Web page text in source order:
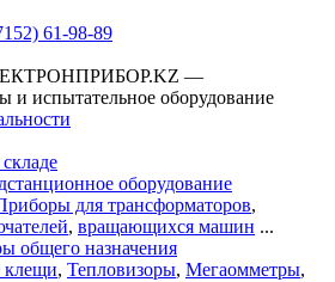
61-98-89
—
и испытательное оборудование
оборудование
для трансформаторов,
, вращающихся машин ...
общего назначения
клещи, Тепловизоры, Мегаомметры,